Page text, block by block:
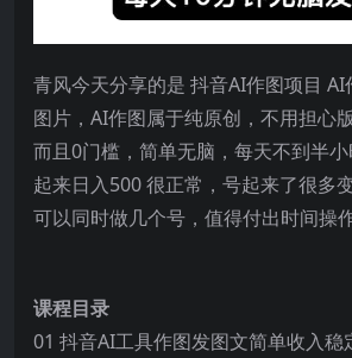
青风今天分享的是 抖音AI作图项目
图片，AI作图属于纯原创，不用担心
而且0门槛，简单无脑，每天不到半
起来日入500 很正常，号起来了很多
可以同时做几个号，值得付出时间操
课程目录
01 抖音AI工具作图发图文简单收入稳